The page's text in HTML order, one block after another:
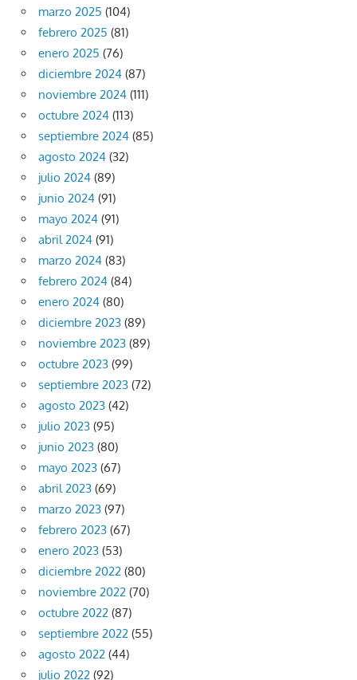
marzo 2025 (104)
febrero 2025 (81)
enero 2025 (76)
diciembre 2024 (87)
noviembre 2024 (111)
octubre 2024 (113)
septiembre 2024 (85)
agosto 2024 (32)
julio 2024 (89)
junio 2024 (91)
mayo 2024 (91)
abril 2024 (91)
marzo 2024 (83)
febrero 2024 (84)
enero 2024 (80)
diciembre 2023 (89)
noviembre 2023 (89)
octubre 2023 (99)
septiembre 2023 (72)
agosto 2023 (42)
julio 2023 (95)
junio 2023 (80)
mayo 2023 (67)
abril 2023 (69)
marzo 2023 (97)
febrero 2023 (67)
enero 2023 (53)
diciembre 2022 (80)
noviembre 2022 (70)
octubre 2022 (87)
septiembre 2022 (55)
agosto 2022 (44)
julio 2022 (92)